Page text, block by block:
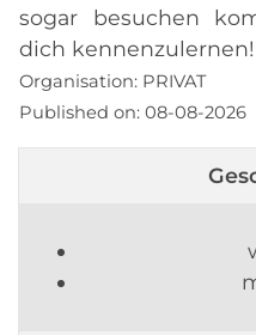
sogar besuchen
dich kennenzulernen!
Organisation: PRIVAT
Published on: 08-08-2026